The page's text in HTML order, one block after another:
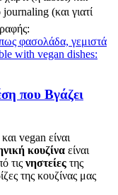
(και γιατί
που Βγάζει
vegan είναι
κουζίνα είναι
τις νηστείες της
της κουζίνας μας